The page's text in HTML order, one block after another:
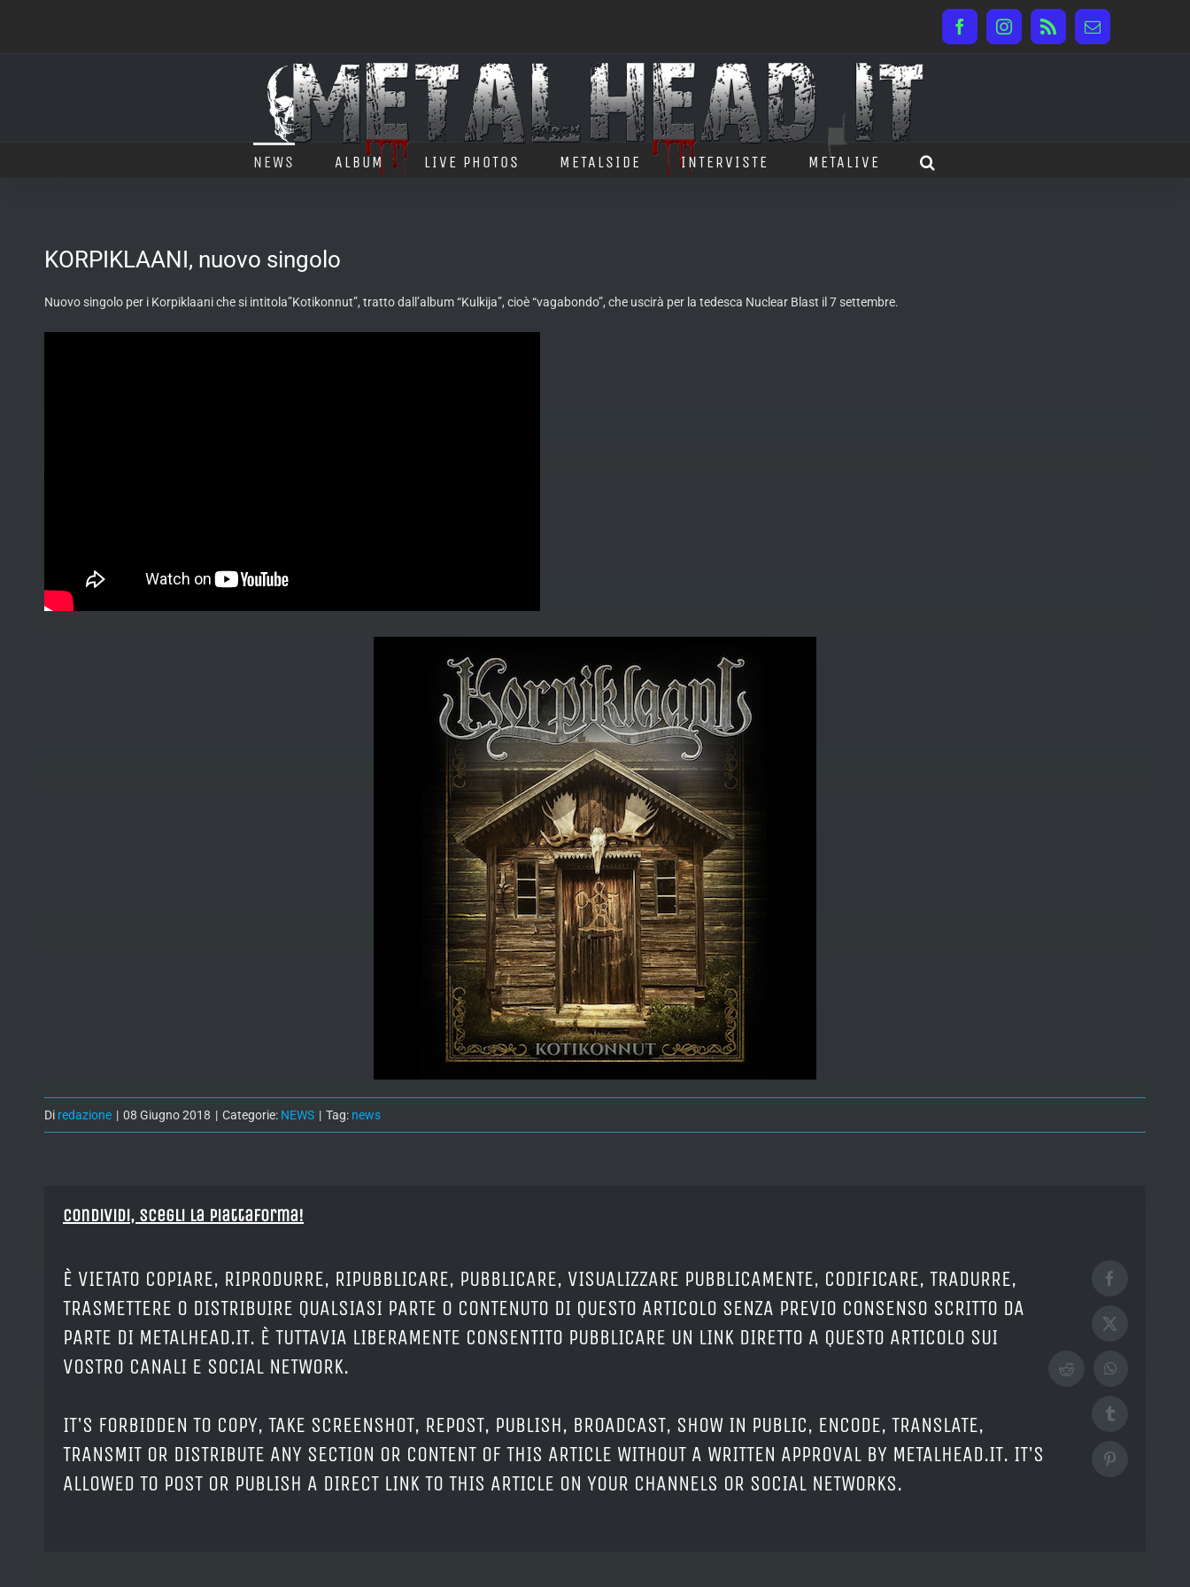
FacebookInstagram
Rss Email
NEWS ALBUM LIVE PHOTOS METALSIDE INTERVISTE METALIVE
KORPIKLAANI, nuovo singolo
Nuovo singolo per i Korpiklaani che si intitola”Kotikonnut”, tratto dall’album “Kulkija”, cioè “vagabondo”, che uscirà per la tedesca Nuclear Blast il 7 settembre.
Di redazione | 08 Giugno 2018 | Categorie: NEWS | Tag: news
Condividi, Scegli la piattaforma!
È VIETATO COPIARE, RIPRODURRE, RIPUBBLICARE, PUBBLICARE, VISUALIZZARE PUBBLICAMENTE, CODIFICARE, TRADURRE,
TRASMETTERE O DISTRIBUIRE QUALSIASI PARTE O CONTENUTO DI QUESTO ARTICOLO SENZA PREVIO CONSENSO SCRITTO DA
PARTE DI METALHEAD.IT. È TUTTAVIA LIBERAMENTE CONSENTITO PUBBLICARE UN LINK DIRETTO A QUESTO ARTICOLO SUI
VOSTRO CANALI E SOCIAL NETWORK.
IT'S FORBIDDEN TO COPY, TAKE SCREENSHOT, REPOST, PUBLISH, BROADCAST, SHOW IN PUBLIC, ENCODE, TRANSLATE,
TRANSMIT OR DISTRIBUTE ANY SECTION OR CONTENT OF THIS ARTICLE WITHOUT A WRITTEN APPROVAL BY METALHEAD.IT. IT'S
ALLOWED TO POST OR PUBLISH A DIRECT LINK TO THIS ARTICLE ON YOUR CHANNELS OR SOCIAL NETWORKS.
Facebook
X
RedditWhatsApp
Tumblr
Pinterest